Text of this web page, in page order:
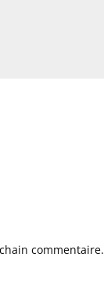
commentaire.